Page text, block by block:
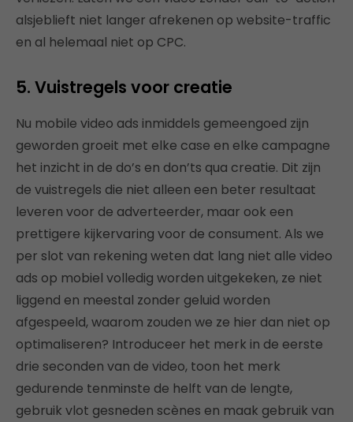
alsjeblieft niet langer afrekenen op website-traffic
en al helemaal niet op CPC.
5. Vuistregels voor creatie
Nu mobile video ads inmiddels gemeengoed zijn
geworden groeit met elke case en elke campagne
het inzicht in de do’s en don’ts qua creatie. Dit zijn
de vuistregels die niet alleen een beter resultaat
leveren voor de adverteerder, maar ook een
prettigere kijkervaring voor de consument. Als we
per slot van rekening weten dat lang niet alle video
ads op mobiel volledig worden uitgekeken, ze niet
liggend en meestal zonder geluid worden
afgespeeld, waarom zouden we ze hier dan niet op
optimaliseren? Introduceer het merk in de eerste
drie seconden van de video, toon het merk
gedurende tenminste de helft van de lengte,
gebruik vlot gesneden scènes en maak gebruik van